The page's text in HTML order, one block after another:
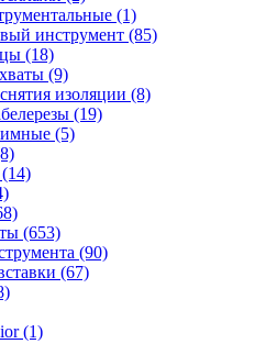
(1)
инструмент (85)
(18)
(9)
изоляции (8)
(19)
(5)
(653)
(90)
(67)
(1)